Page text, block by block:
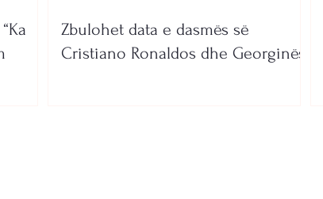
Zbulohet data e dasmës së
Cristiano Ronaldos dhe Georginës